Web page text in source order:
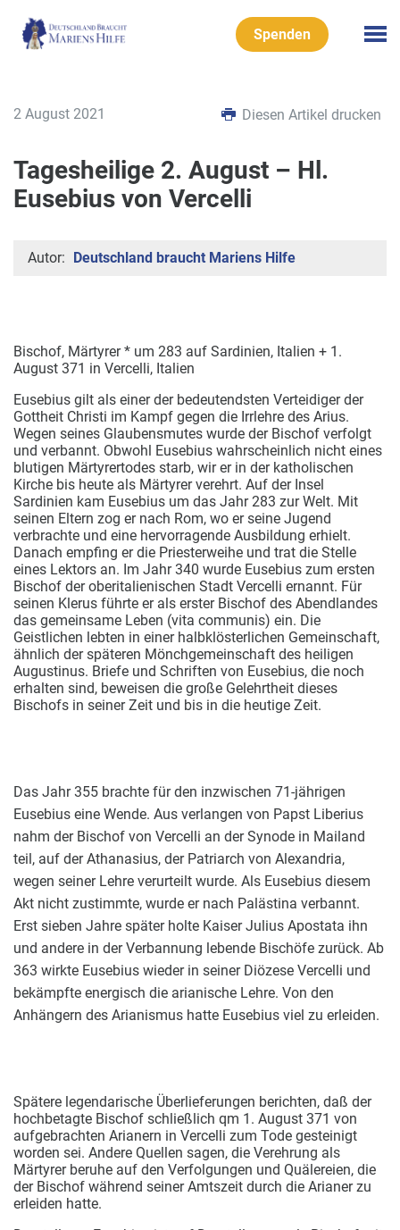
Spenden
2 August 2021 Diesen Artikel drucken
Tagesheilige 2. August – Hl.
Eusebius von Vercelli
Autor: Deutschland braucht Mariens Hilfe
Bischof, Märtyrer * um 283 auf Sardinien, Italien + 1.
August 371 in Vercelli, Italien
Eusebius gilt als einer der bedeutendsten Verteidiger der
Gottheit Christi im Kampf gegen die Irrlehre des Arius.
Wegen seines Glaubensmutes wurde der Bischof verfolgt
und verbannt. Obwohl Eusebius wahrscheinlich nicht eines
blutigen Märtyrertodes starb, wir er in der katholischen
Kirche bis heute als Märtyrer verehrt. Auf der Insel
Sardinien kam Eusebius um das Jahr 283 zur Welt. Mit
seinen Eltern zog er nach Rom, wo er seine Jugend
verbrachte und eine hervorragende Ausbildung erhielt.
Danach empfing er die Priesterweihe und trat die Stelle
eines Lektors an. Im Jahr 340 wurde Eusebius zum ersten
Bischof der oberitalienischen Stadt Vercelli ernannt. Für
seinen Klerus führte er als erster Bischof des Abendlandes
das gemeinsame Leben (vita communis) ein. Die
Geistlichen lebten in einer halbklösterlichen Gemeinschaft,
ähnlich der späteren Mönchgemeinschaft des heiligen
Augustinus. Briefe und Schriften von Eusebius, die noch
erhalten sind, beweisen die große Gelehrtheit dieses
Bischofs in seiner Zeit und bis in die heutige Zeit.
Das Jahr 355 brachte für den inzwischen 71-jährigen
Eusebius eine Wende. Aus verlangen von Papst Liberius
nahm der Bischof von Vercelli an der Synode in Mailand
teil, auf der Athanasius, der Patriarch von Alexandria,
wegen seiner Lehre verurteilt wurde. Als Eusebius diesem
Akt nicht zustimmte, wurde er nach Palästina verbannt.
Erst sieben Jahre später holte Kaiser Julius Apostata ihn
und andere in der Verbannung lebende Bischöfe zurück. Ab
363 wirkte Eusebius wieder in seiner Diözese Vercelli und
bekämpfte energisch die arianische Lehre. Von den
Anhängern des Arianismus hatte Eusebius viel zu erleiden.
Spätere legendarische Überlieferungen berichten, daß der
hochbetagte Bischof schließlich qm 1. August 371 von
aufgebrachten Arianern in Vercelli zum Tode gesteinigt
worden sei. Andere Quellen sagen, die Verehrung als
Märtyrer beruhe auf den Verfolgungen und Quälereien, die
der Bischof während seiner Amtszeit durch die Arianer zu
erleiden hatte.